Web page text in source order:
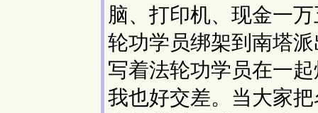
脑、打印机、现金一
轮功学员绑架到南塔
写着法轮功学员在一
我也好交差。当大家